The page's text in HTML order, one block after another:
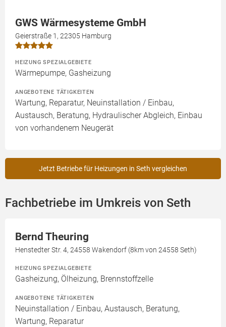
GWS Wärmesysteme GmbH
Geierstraße 1, 22305 Hamburg
HEIZUNG SPEZIALGEBIETE
Wärmepumpe, Gasheizung
ANGEBOTENE TÄTIGKEITEN
Wartung, Reparatur, Neuinstallation / Einbau,
Austausch, Beratung, Hydraulischer Abgleich, Einbau
von vorhandenem Neugerät
Jetzt Betriebe für Heizungen in Seth vergleichen
Fachbetriebe im Umkreis von Seth
Bernd Theuring
Henstedter Str. 4, 24558 Wakendorf (8km von 24558 Seth)
HEIZUNG SPEZIALGEBIETE
Gasheizung, Ölheizung, Brennstoffzelle
ANGEBOTENE TÄTIGKEITEN
Neuinstallation / Einbau, Austausch, Beratung,
Wartung, Reparatur